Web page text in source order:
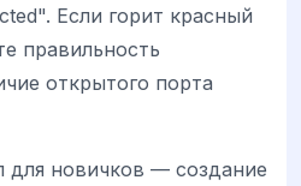
Если горит красный
правильность
открытого порта
новичков — создание